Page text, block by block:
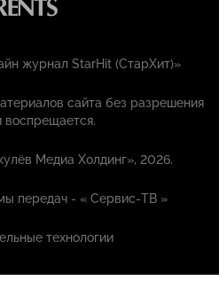
журнал StarHit (СтарХит)»
сайта без разрешения
воспрещается.
Медиа Холдинг», 2026.
передач - «Сервис-ТВ »
технологии